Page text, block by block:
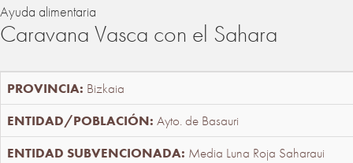
Ayuda alimentaria
Caravana Vasca con el Sahara
Bizkaia
Ayto. de Basauri
Media Luna Roja Saharaui